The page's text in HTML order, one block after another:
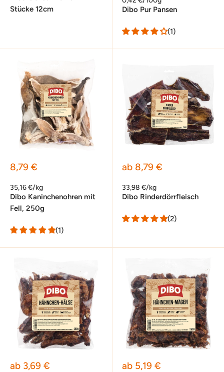
Stücke 12cm
Dibo Pur Pansen
(1)
Sonderpreis
8,79 €
35,16 €/kg
Dibo Kaninchenohren mit
Fell, 250g
(1)
Sonderpreis
ab 8,79 €
33,98 €/kg
Dibo Rinderdörrfleisch
(2)
Sonderpreis
ab 3,69 € Sonderpreis
ab 5,19 €